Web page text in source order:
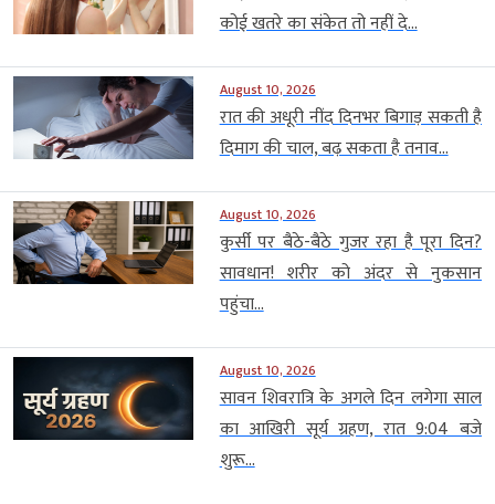
कोई खतरे का संकेत तो नहीं दे...
August 10, 2026
रात की अधूरी नींद दिनभर बिगाड़ सकती है
दिमाग की चाल, बढ़ सकता है तनाव...
August 10, 2026
कुर्सी पर बैठे-बैठे गुजर रहा है पूरा दिन?
सावधान! शरीर को अंदर से नुकसान
पहुंचा...
August 10, 2026
सावन शिवरात्रि के अगले दिन लगेगा साल
का आखिरी सूर्य ग्रहण, रात 9:04 बजे
शुरू...